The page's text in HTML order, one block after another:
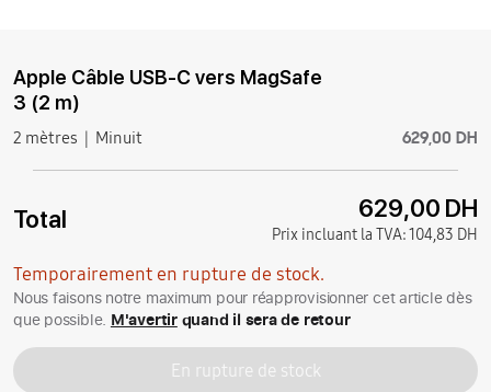
Apple Câble USB-C vers MagSafe
3 (2 m)
2 mètres Minuit 629,00 DH
Total 629,00 DH
Prix incluant la TVA:104,83 DH
Temporairement en rupture de stock.
Nous faisons notre maximum pour réapprovisionner cet article dès
que possible. M'avertirquand il sera de retour
En rupture de stock